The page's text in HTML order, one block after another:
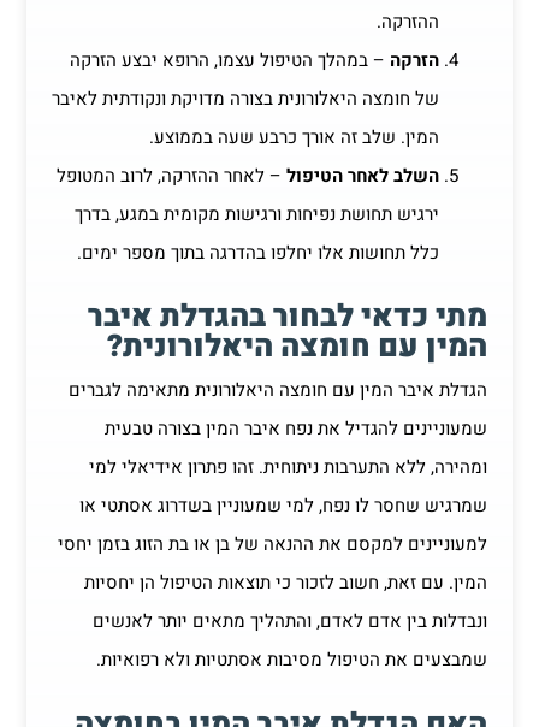
ההזרקה.
הזרקה – במהלך הטיפול עצמו, הרופא יבצע הזרקה
של חומצה היאלורונית בצורה מדויקת ונקודתית לאיבר
המין. שלב זה אורך כרבע שעה בממוצע.
השלב לאחר הטיפול– לאחר ההזרקה, לרוב המטופל
ירגיש תחושת נפיחות ורגישות מקומית במגע, בדרך
כלל תחושות אלו יחלפו בהדרגה בתוך מספר ימים.
מתי כדאי לבחור בהגדלת איבר
המין עם חומצה היאלורונית?
הגדלת איבר המין עם חומצה היאלורונית מתאימה לגברים
שמעוניינים להגדיל את נפח איבר המין בצורה טבעית
ומהירה, ללא התערבות ניתוחית. זהו פתרון אידיאלי למי
שמרגיש שחסר לו נפח, למי שמעוניין בשדרוג אסתטי או
למעוניינים למקסם את ההנאה של בן או בת הזוג בזמן יחסי
המין. עם זאת, חשוב לזכור כי תוצאות הטיפול הן יחסיות
ונבדלות בין אדם לאדם, והתהליך מתאים יותר לאנשים
שמבצעים את הטיפול מסיבות אסתטיות ולא רפואיות.